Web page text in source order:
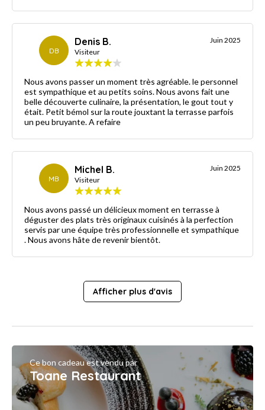
DB
Denis B.
Visiteur
Juin 2025
Nous avons passer un moment très agréable. le personnel
est sympathique et au petits soins. Nous avons fait une
belle découverte culinaire, la présentation, le gout tout y
était. Petit bémol sur la route jouxtant la terrasse parfois
un peu bruyante. A refaire
MB
Michel B.
Visiteur
Juin 2025
Nous avons passé un délicieux moment en terrasse à
déguster des plats très originaux cuisinés à la perfection
servis par une équipe très professionnelle et sympathique
. Nous avons hâte de revenir bientôt.
Afficher plus d'avis
Ce bon cadeau est vendu par
Toane Restaurant